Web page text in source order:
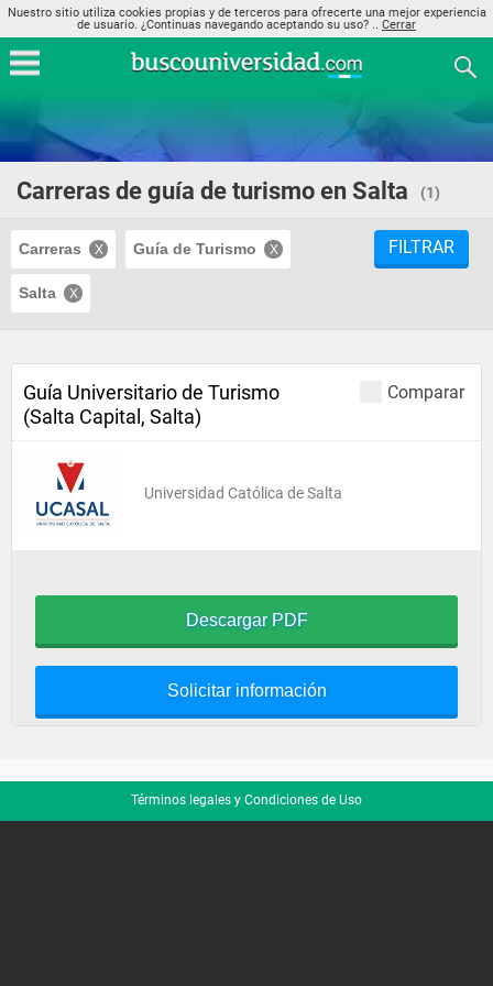
Nuestro sitio utiliza cookies propias y de terceros para ofrecerte una mejor experiencia
de usuario. ¿Continuas navegando aceptando su uso? .. Cerrar
Carreras de guía de turismo en Salta (1)
Carreras Guía de Turismo
Salta
FILTRAR
Comparar
Guía Universitario de Turismo
(Salta Capital, Salta)
Universidad Católica de Salta
Descargar PDF
Solicitar información
Términos legales y Condiciones de Uso